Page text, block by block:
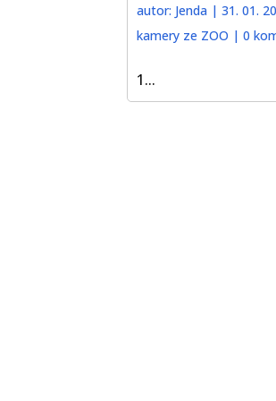
autor: Jenda| 31. 01.
kamery ze ZOO | 0
1...